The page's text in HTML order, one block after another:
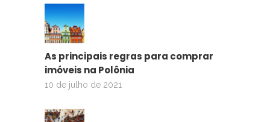
As principais regras para comprar
imóveis na Polônia
10 de julho de 2021